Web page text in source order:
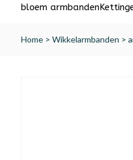
bloem armbanden
Home > Wikkelarmbanden >